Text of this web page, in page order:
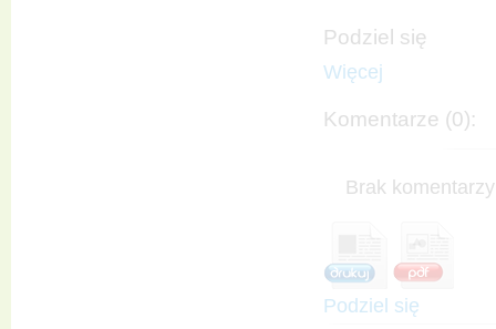
Podziel się
Więcej
Komentarze (0):
Brak
Podziel się